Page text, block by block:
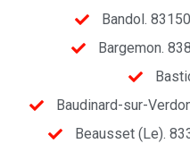
Bandol.
Bargemon.
Baudinard-sur-
Beausset (Le).